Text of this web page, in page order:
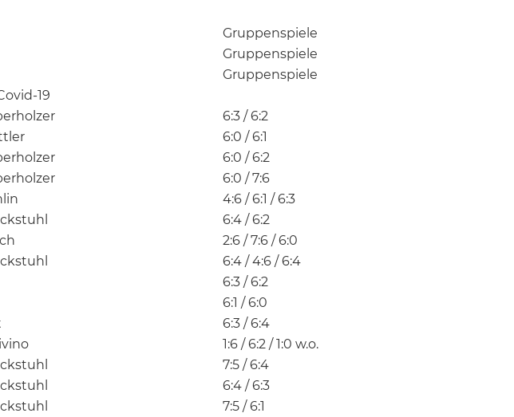
Gruppenspiele
Gruppenspiele
Gruppenspiele
19
6:3 / 6:2
6:0 / 6:1
6:0 / 6:2
6:0 / 7:6
4:6 / 6:1 / 6:3
6:4 / 6:2
2:6 / 7:6 / 6:0
6:4 / 4:6 / 6:4
6:3 / 6:2
6:1 / 6:0
6:3 / 6:4
1:6 / 6:2 / 1:0 w.o.
7:5 / 6:4
6:4 / 6:3
7:5 / 6:1